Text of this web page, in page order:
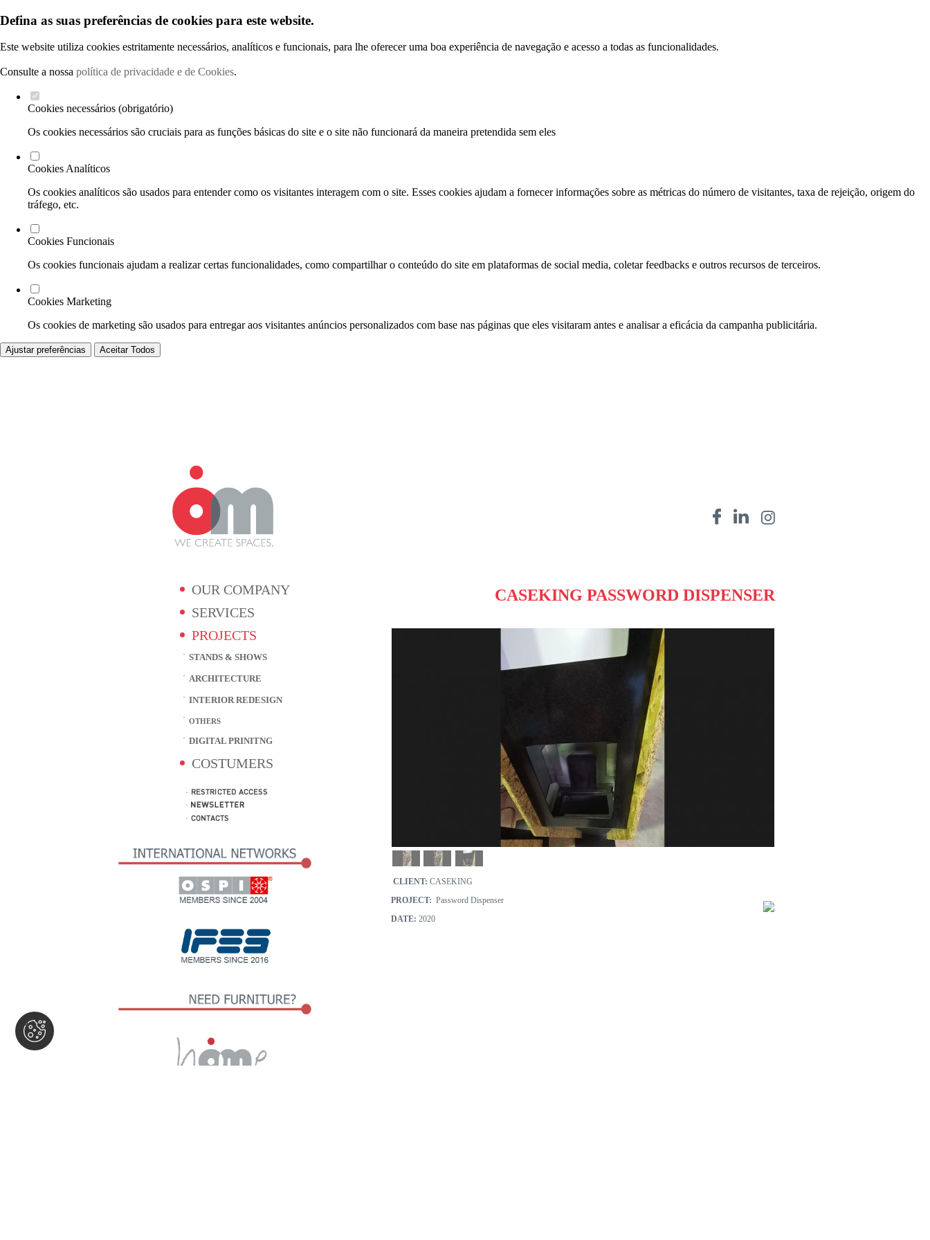
Defina as suas preferências de cookies para este website.
Este website utiliza cookies estritamente necessários, analíticos e funcionais, para lhe oferecer uma boa experiência de navegação e acesso a todas as funcionalidades.
Consulte a nossa política de privacidade e de Cookies.
Cookies necessários (obrigatório)
Os cookies necessários são cruciais para as funções básicas do site e o site não funcionará da maneira pretendida sem eles
Cookies Analíticos
Os cookies analíticos são usados para entender como os visitantes interagem com o site. Esses cookies ajudam a fornecer informações sobre as métricas do número de visitantes, taxa de rejeição, origem do
tráfego, etc.
Cookies Funcionais
Os cookies funcionais ajudam a realizar certas funcionalidades, como compartilhar o conteúdo do site em plataformas de social media, coletar feedbacks e outros recursos de terceiros.
Cookies Marketing
Os cookies de marketing são usados para entregar aos visitantes anúncios personalizados com base nas páginas que eles visitaram antes e analisar a eficácia da campanha publicitária.
Ajustar preferências Aceitar Todos
OUR COMPANY
SERVICES
PROJECTS
STANDS & SHOWS
ARCHITECTURE
INTERIOR REDESIGN
OTHERS
DIGITAL PRINITNG
COSTUMERS
CASEKING PASSWORD DISPENSER
CLIENT: CASEKING
PROJECT: Password Dispenser
DATE: 2020